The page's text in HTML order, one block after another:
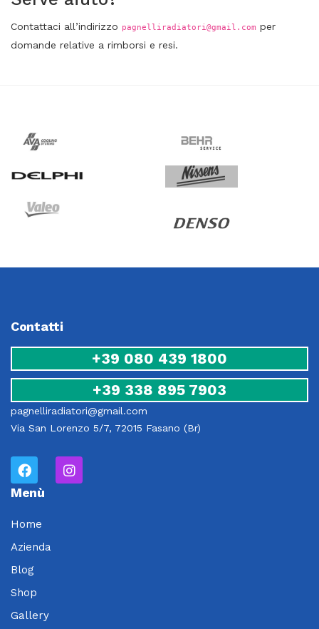
Contattaci all’indirizzo pagnelliradiatori@gmail.com per
domande relative a rimborsi e resi.
Contatti
+39 080 439 1800
+39 338 895 7903
pagnelliradiatori@gmail.com
Via San Lorenzo 5/7, 72015 Fasano (Br)
Menù
Home
Azienda
Blog
Shop
Gallery